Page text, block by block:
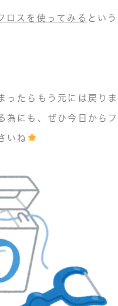
ロスを使ってみる とい
ったらもう元には戻りま
為にも、ぜひ今日から
いね